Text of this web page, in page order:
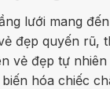
lưới mang
đẹp quyến rũ,
vẻ đẹp tự
hóa chiếc